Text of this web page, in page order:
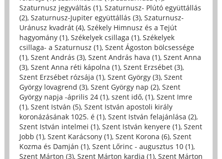
Szaturnusz jegyváltás (1), Szaturnusz- Plútó együttállás
(2), Szaturnusz-Jupiter együttállás (3), Szaturnusz-
Uránusz kvadrát (4), Székely Himnusz és a Tejút
hagyomány (1), Székelyek csillaga (1), Székelyek
csillaga- a Szaturnusz (1), Szent Ágoston bölcsessége
(1), Szent András (3), Szent András hava (1), Szent Anna
(3), Szent Anna réti kápolna (1), Szent Erzsébet (3),
Szent Erzsébet rózsája (1), Szent György (3), Szent
György lovagrend (3), Szent György nap (2), Szent
György napja -április 24 (1), szent idő, (1), Szent Imre
(1), Szent István (5), Szent István apostoli király
koronázásának 1025. é (1), Szent István felajánlása (2),
Szent István intelmei (1), Szent István kenyere (1), Szent
Jobb (1), Szent Karácsony (1), Szent Korona (6), Szent
Kozma és Damján (1), Szent Lőrinc - augusztus 10 (1),
Szent Márton (3), Szent Márton kardja (1), Szent Márton